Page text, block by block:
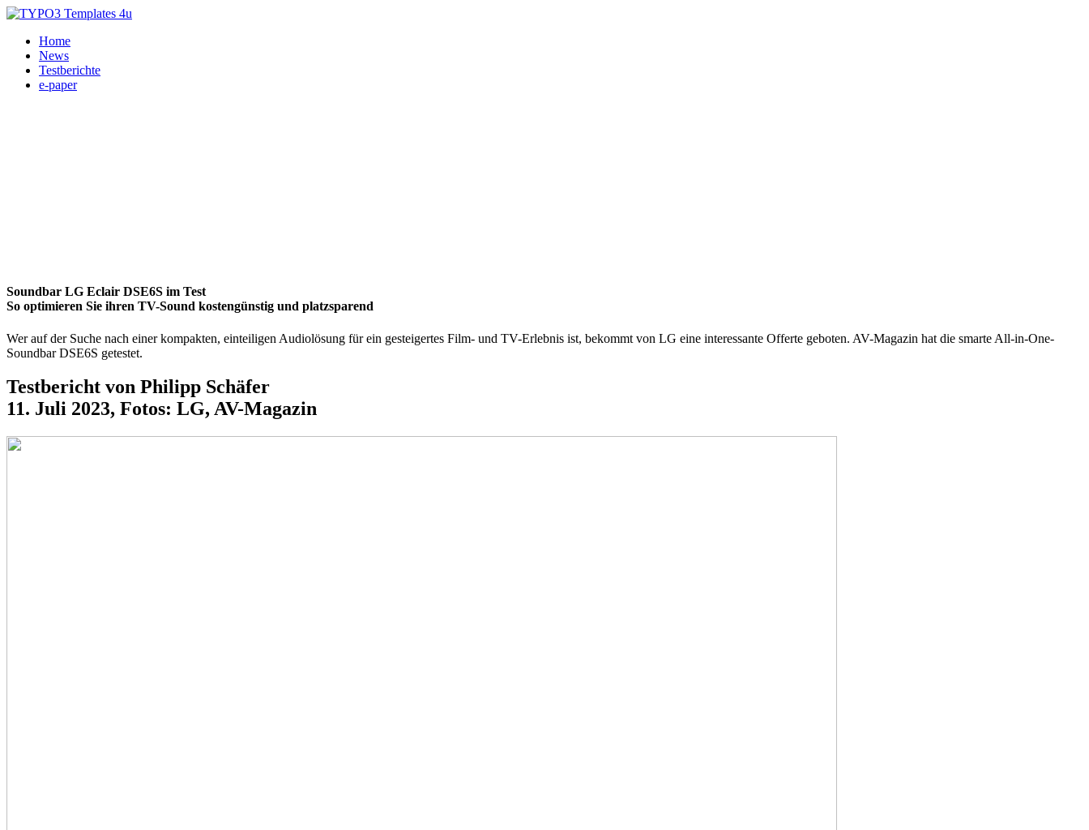
Home
News
Testberichte
e-paper
Soundbar LG Eclair DSE6S im Test
So optimieren Sie ihren TV-Sound kostengünstig und platzsparend
Wer auf der Suche nach einer kompakten, einteiligen Audiolösung für ein gesteigertes Film- und TV-Erlebnis ist, bekommt von LG eine interessante Offerte geboten. AV-Magazin hat die smarte All-in-One-
Soundbar DSE6S getestet.
Testbericht von Philipp Schäfer
11. Juli 2023, Fotos: LG, AV-Magazin